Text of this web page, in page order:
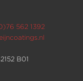
562 1392
B01